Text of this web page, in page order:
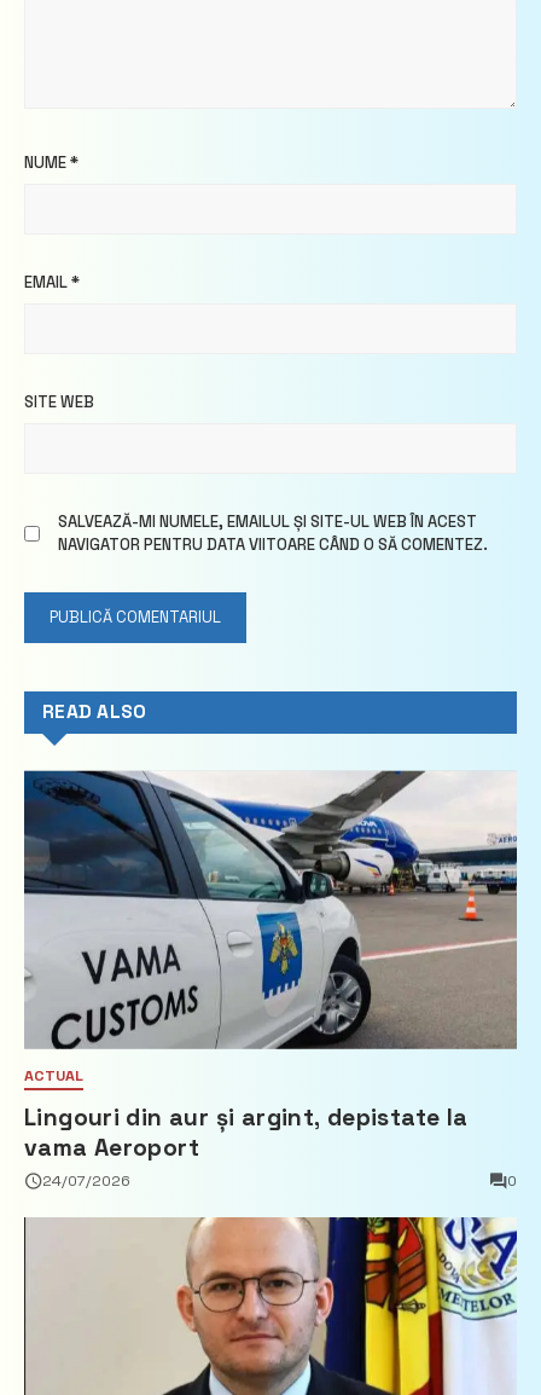
NUME*
EMAIL*
SITE WEB
SALVEAZĂ-MI NUMELE, EMAILUL ȘI SITE-UL WEB ÎN ACEST
NAVIGATOR PENTRU DATA VIITOARE CÂND O SĂ COMENTEZ.
READ ALSO
ACTUAL
Lingouri din aur și argint, depistate la
vama Aeroport
24/07/2026 0